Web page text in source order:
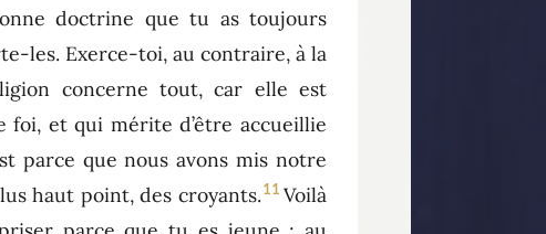
doctrine que tu as toujours
les. Exerce-toi, au contraire, à la
concerne tout, car elle est
foi, et qui mérite d’être accueillie
parce que nous avons mis notre
haut point, des croyants.11 Voilà